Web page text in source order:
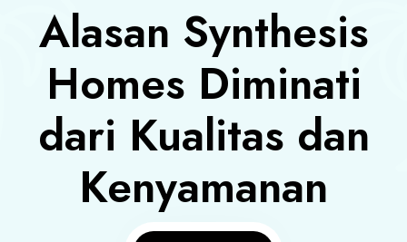
Alasan Synthesis
Homes Diminati
dari Kualitas dan
Kenyamanan